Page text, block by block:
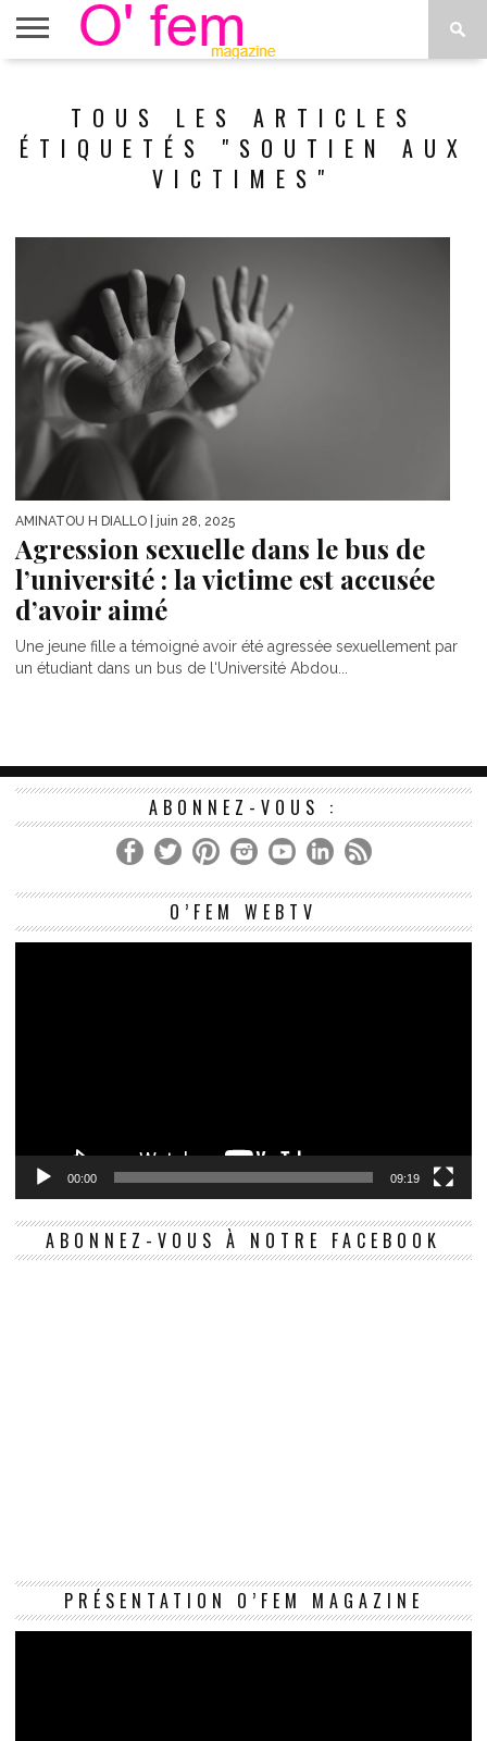
ÉTOILES
MENUS
TOUS LES ARTICLES
ÉTIQUETÉS "SOUTIEN AUX
VICTIMES"
AMINATOU H DIALLO | juin 28, 2025
Agression sexuelle dans le bus de
l’université : la victime est accusée
d’avoir aimé
Une jeune fille a témoigné avoir été agressée sexuellement par
un étudiant dans un bus de l‘Université Abdou...
ABONNEZ-VOUS :
O’FEM WEBTV
00:00 09:19
ABONNEZ-VOUS À NOTRE FACEBOOK
PRÉSENTATION O’FEM MAGAZINE